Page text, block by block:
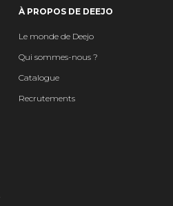
À PROPOS DE DEEJO
Le monde de Deejo
Qui sommes-nous ?
Catalogue
Recrutements